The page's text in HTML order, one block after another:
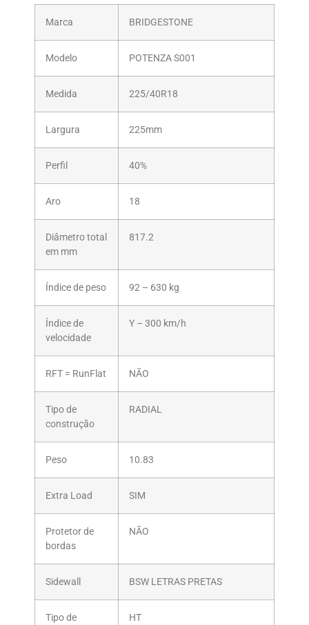
Marca BRIDGESTONE
Modelo POTENZA S001
Medida 225/40R18
Largura 225mm
Perfil 40%
Aro 18
Diâmetro total
em mm
817.2
Índice de peso 92 – 630 kg
Índice de
velocidade
Y – 300 km/h
RFT = RunFlat NÃO
Tipo de
construção
RADIAL
Peso 10.83
Extra Load SIM
Protetor de
bordas
NÃO
Sidewall BSW LETRAS PRETAS
Tipo de
HT